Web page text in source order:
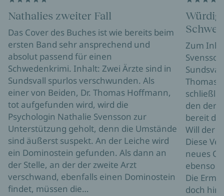
Nathalies zweiter Fall
Das Cover des Buches ist wie bereits beim
ersten Band sehr ansprechend und
absolut passend für einen
Schwedenkrimi. Inhalt: Zwei Ärzte sind in
Sundsvall spurlos verschwunden. Als
einer von Beiden, Dr. Thomas Hoffmann,
tot aufgefunden wird, wird die
Psychologin Nathalie Svensson zur
Unterstützung geholt, denn die Umstände
sind äußerst suspekt. An der Leiche wird
ein Dominostein gefunden. Als dann an
der Stelle, an der der zweite Arzt
verschwand, ebenfalls einen Dominostein
findet, müssen die…
Zum
Thomas
den der
bereit
Will der
Diese
neues
ebenso
Die
doch